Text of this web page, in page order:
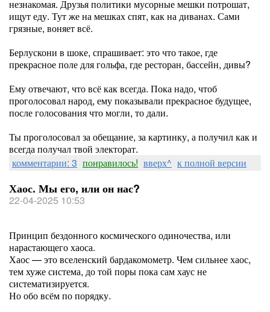
незнакомая. Друзья политики мусорные мешки потрошат,
ищут еду. Тут же на мешках спят, как на диванах. Сами
грязные, воняет всё.
Берлускони в шоке, спрашивает: это что такое, где
прекрасное поле для гольфа, где ресторан, бассейн, дивы?
Ему отвечают, что всё как всегда. Пока надо, чтоб
проголосовал народ, ему показывали прекрасное будущее,
после голосования что могли, то дали.
Ты проголосовал за обещание, за картинку, а получил как и
всегда получал твой электорат.
комментарии: 3 понравилось! вверх^ к полной версии
Хаос. Мы его, или он нас?
22-04-2025 10:53
Принцип бездонного космического одиночества, или
нарастающего хаоса.
Хаос — это вселенский бардакомометр. Чем сильнее хаос,
тем хуже система, до той поры пока сам хаус не
систематизируется.
Но обо всём по порядку.